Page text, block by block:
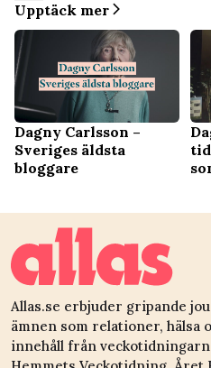
Upptäck mer
Dagny Carlsson –
Sveriges äldsta
bloggare
Allas.se erbjuder gripande
ämnen som relationer, hälsa
innehåll från